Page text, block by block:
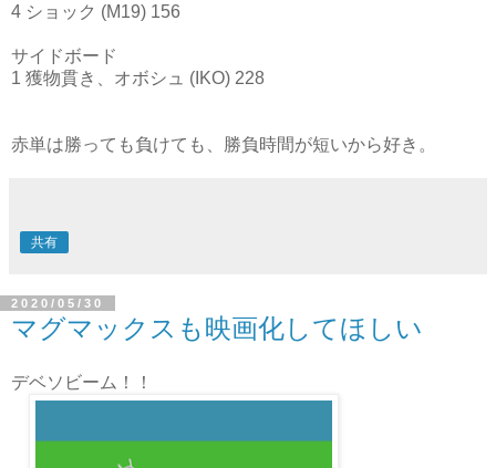
4 ショック (M19) 156
サイドボード
1 獲物貫き、オボシュ (IKO) 228
赤単は勝っても負けても、勝負時間が短いから好き。
共有
2020/05/30
マグマックスも映画化してほしい
デベソビーム！！